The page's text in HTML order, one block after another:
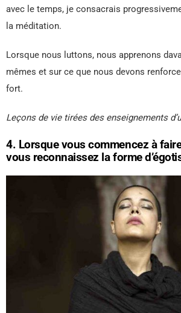
avec le temps, je consacrais
la méditation.
Lorsque nous luttons, nous apprenons
mêmes et sur ce que nous devons
fort.
Leçons de vie tirées des enseignements
4. Lorsque vous commencez à
vous reconnaissez la forme